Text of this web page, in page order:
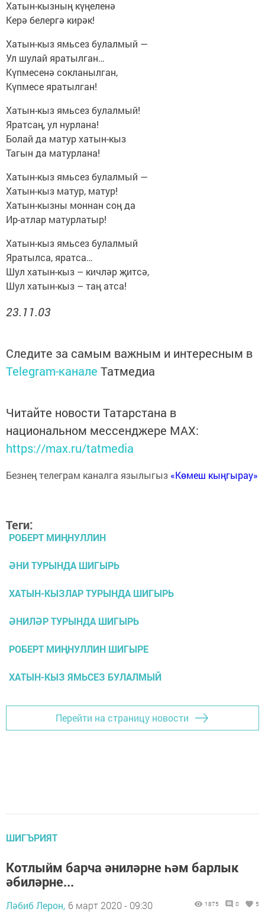
Хатын-кызның күңеленә
Керә белергә кирәк!
Хатын-кыз ямьсез булалмый —
Ул шулай яратылган…
Күпмесенә сокланылган,
Күпмесе яратылган!
Хатын-кыз ямьсез булалмый!
Яратсаң, ул нурлана!
Болай да матур хатын-кыз
Тагын да матурлана!
Хатын-кыз ямьсез булалмый —
Хатын-кыз матур, матур!
Хатын-кызны моннан соң да
Ир-атлар матурлатыр!
Хатын-кыз ямьсез булалмый
Яратылса, яратса…
Шул хатын-кыз – кичләр җитсә,
Шул хатын-кыз – таң атса!
23.11.03
Следите за самым важным и интересным в
Telegram-канале Татмедиа
Читайте новости Татарстана в
национальном мессенджере MАХ:
https://max.ru/tatmedia
Безнең телеграм каналга язылыгыз «Көмеш кыңгырау»
Теги:
РОБЕРТ МИҢНУЛЛИН
ӘНИ ТУРЫНДА ШИГЫРЬ
ХАТЫН-КЫЗЛАР ТУРЫНДА ШИГЫРЬ
ӘНИЛӘР ТУРЫНДА ШИГЫРЬ
РОБЕРТ МИҢНУЛЛИН ШИГЫРЕ
ХАТЫН-КЫЗ ЯМЬСЕЗ БУЛАЛМЫЙ
Перейти на страницу новости
ШИГЪРИЯТ
Котлыйм барча әниләрне һәм барлык
әбиләрне...
Ләбиб Лерон, 6 март 2020 - 09:30 1875 0 5